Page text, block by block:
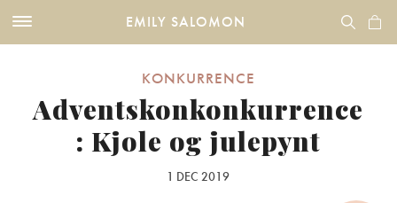
EMILY SALOMON
KONKURRENCE
Adventskonkonkurrence
: Kjole og julepynt
1 DEC 2019